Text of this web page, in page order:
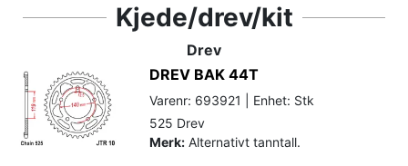
Kjede/drev/kit
Drev
DREV BAK 44T
Varenr: 693921 | Enhet: Stk
525 Drev
Merk: Alternativt tanntall.